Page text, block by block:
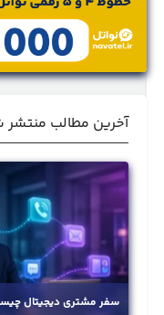
آخرین مطالب
سفر مشتری دیجیتال